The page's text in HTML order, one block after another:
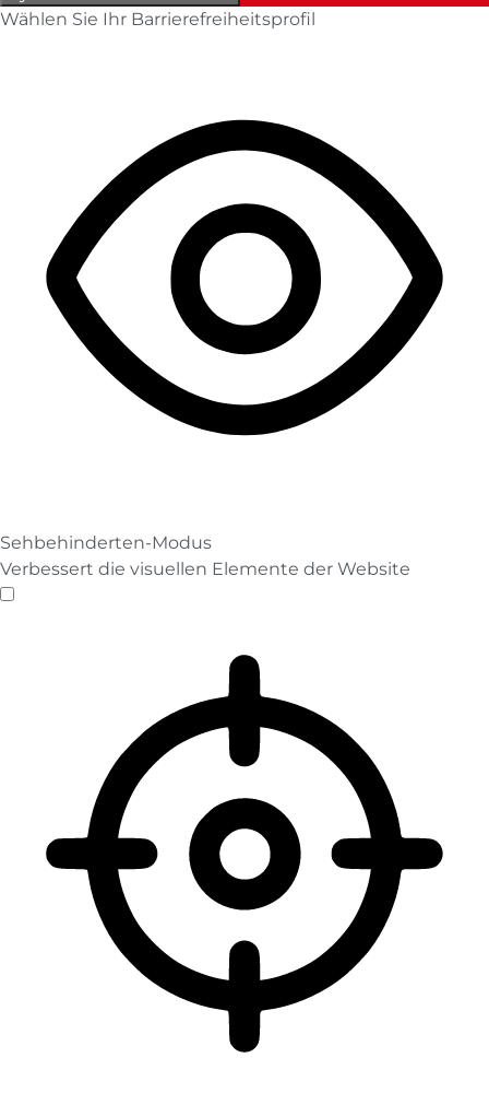
Wählen Sie Ihr Barrierefreiheitsprofil
Sehbehinderten-Modus
Verbessert die visuellen Elemente der Website
Sehbehinderten-Modus